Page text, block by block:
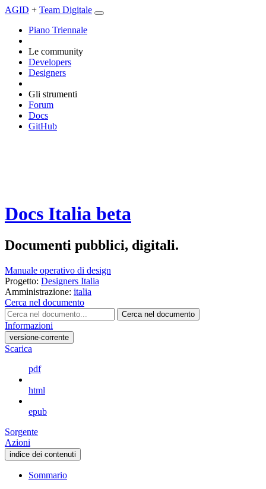
AGID + Team Digitale
Piano Triennale
Le community
Developers
Designers
Gli strumenti
Forum
Docs
GitHub
Docs Italia beta
Documenti pubblici, digitali.
Manuale operativo di design
Progetto: Designers Italia
Amministrazione: italia
Cerca nel documento
Cerca nel documento
Informazioni
versione-corrente
Scarica
pdf
html
epub
Sorgente
Azioni
indice dei contenuti
Sommario